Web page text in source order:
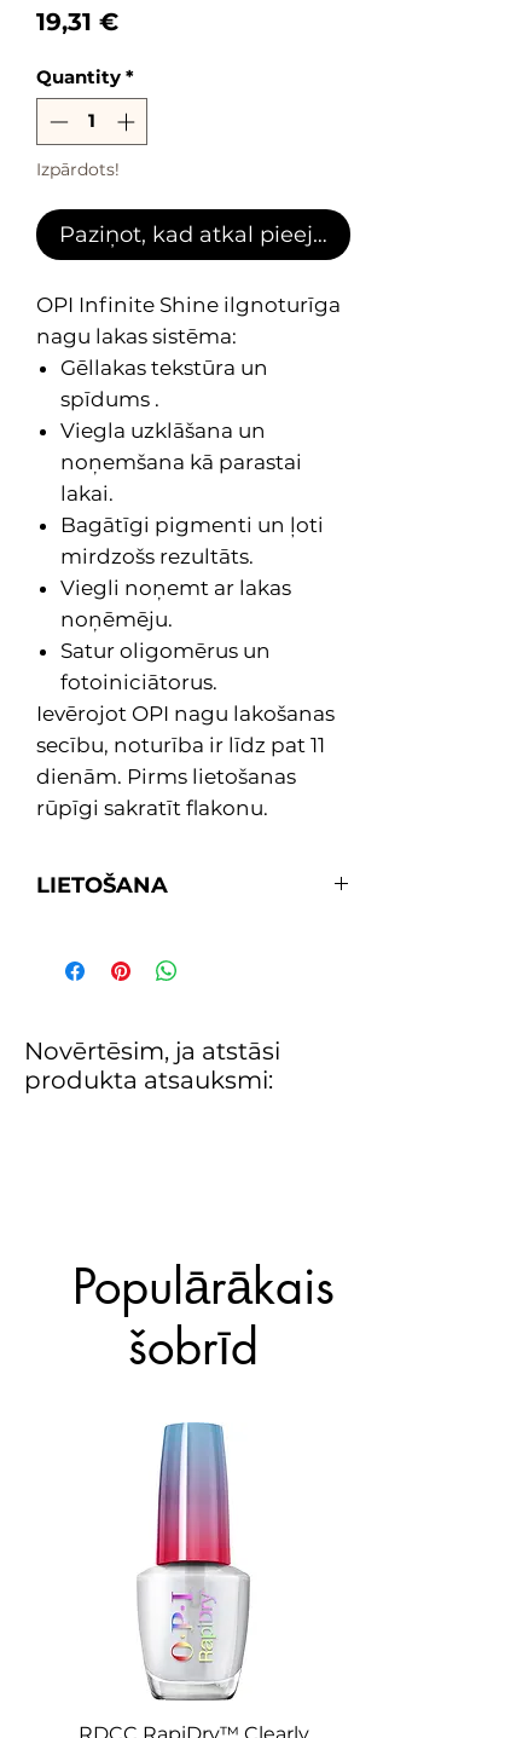
19,31 €Price
Quantity *
Izpārdots!
Paziņot, kad atkal pieejams
OPI Infinite Shine ilgnoturīga
nagu lakas sistēma:
Gēllakas tekstūra un
spīdums .
Viegla uzklāšana un
noņemšana kā parastai
lakai.
Bagātīgi pigmenti un ļoti
mirdzošs rezultāts.
Viegli noņemt ar lakas
noņēmēju.
Satur oligomērus un
fotoiniciātorus.
Ievērojot OPI nagu lakošanas
secību, noturība ir līdz pat 11
dienām. Pirms lietošanas
rūpīgi sakratīt flakonu.
LIETOŠANA
lakas ilgnoturībai un bez atlikumu
noņemšanai.
pigmentiem bagāto un spīdīgo
Infinite Shine krāsu pēc izvēles.
3. Noslēdz ar vienu spīduma kārtu
Novērtēsim, ja atstāsi
produkta atsauksmi:
Populārākais
šobrīd
RDCC RapiDry™ Clearly